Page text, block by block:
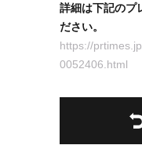
詳細は下記のプ
ださい。
https://
0052406.html